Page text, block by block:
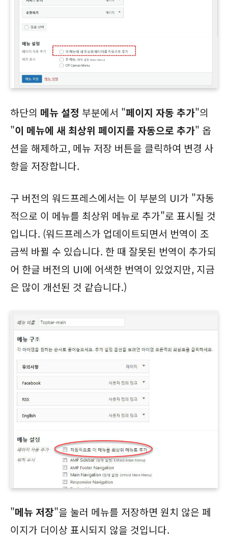
하단의 메뉴 설정 부분에서 "페이지 자동 추가"의
"이 메뉴에 새 최상위 페이지를 자동으로 추가" 옵
션을 해제하고, 메뉴 저장 버튼을 클릭하여 변경 사
항을 저장합니다.
구 버전의 워드프레스에서는 이 부분의 UI가 "자동
적으로 이 메뉴를 최상위 메뉴로 추가"로 표시될 것
입니다. (워드프레스가 업데이트되면서 번역이 조
금씩 바뀔 수 있습니다. 한 때 잘못된 번역이 추가되
어 한글 버전의 UI에 어색한 번역이 있었지만, 지금
은 많이 개선된 것 같습니다.)
"메뉴 저장"을 눌러 메뉴를 저장하면 원치 않은 페
이지가 더이상 표시되지 않을 것입니다.